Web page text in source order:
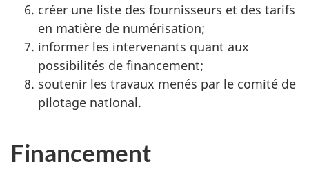
créer une liste des fournisseurs et des tarifs
en matière de numérisation;
informer les intervenants quant aux
possibilités de financement;
soutenir les travaux menés par le comité de
pilotage national.
Financement